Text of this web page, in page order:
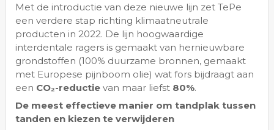
Met de introductie van deze nieuwe lijn zet TePe
een verdere stap richting klimaatneutrale
producten in 2022. De lijn hoogwaardige
interdentale ragers is gemaakt van hernieuwbare
grondstoffen (100% duurzame bronnen, gemaakt
met Europese pijnboom olie) wat fors bijdraagt aan
een CO₂-reductievan maar liefst 80%.
De meest effectieve manier om tandplak tussen
tanden en kiezen te verwijderen